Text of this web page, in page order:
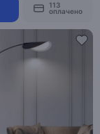
113
оплачено